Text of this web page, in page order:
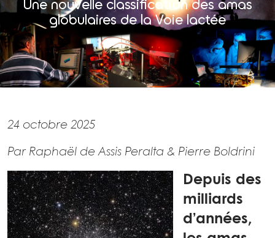
Une nouvelle classification des amas
globulaires de la Voie lactée
24 octobre 2025
Par Raphaël de Assis Peralta & Pierre Boldrini
Depuis des
milliards
d’années,